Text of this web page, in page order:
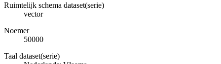
Ruimtelijk schema dataset(serie)
vector
Noemer
50000
Taal dataset(serie)